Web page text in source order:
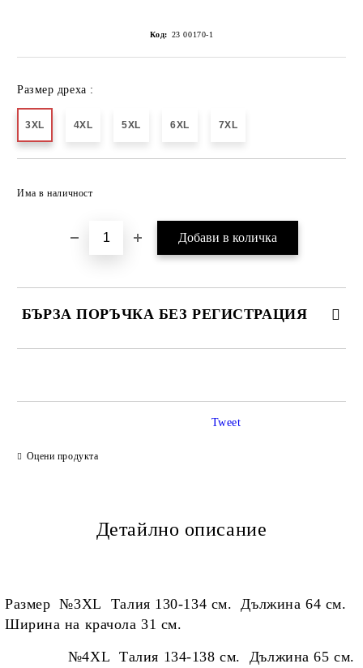
Код: 23 00170-1
Размер дреха :
3XL 4XL 5XL 6XL 7XL
Има в наличност
БЪРЗА ПОРЪЧКА БЕЗ РЕГИСТРАЦИЯ
Оцени продукта
Tweet
Детайлно описание
Размер №3XL Талия 130-134 см. Дължина 64 см.
Ширина на крачола 31 см.
№4XL Талия 134-138 см. Дължина 65 см.